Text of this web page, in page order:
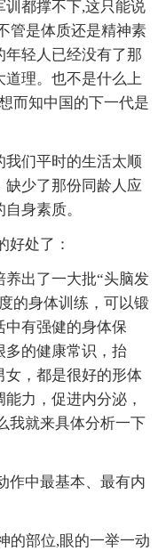
训都撑不下,这只能说
管是体质还是精神素
年轻人已经没有了那
理。也不是什么上
而知中国的下一代是
们平时的生活太顺
缺少了那份同龄人应
身素质。
好处了：
出了一大批“头脑发
的身体训练，可以锻
中有强健的身体保
多的健康常识，抬
女，都是很好的形体
力，促进内分泌，
我就来具体分析一下
作中最基本、最有内
的部位,眼的一举一动